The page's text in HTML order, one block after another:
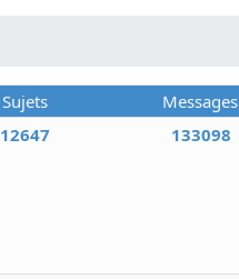
Sujets Messages
12647 133098